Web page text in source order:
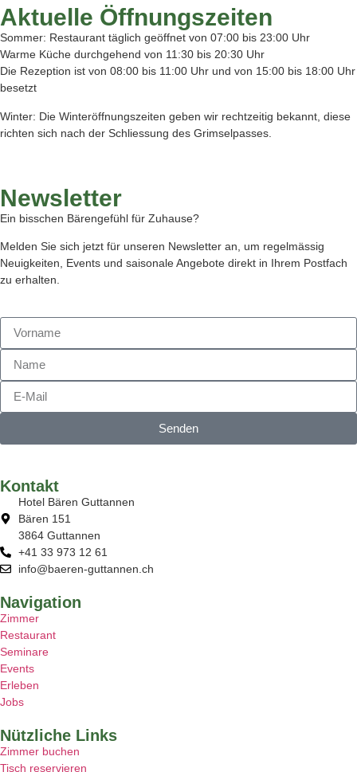
Aktuelle Öffnungszeiten
Sommer: Restaurant täglich geöffnet von 07:00 bis 23:00 Uhr
Warme Küche durchgehend von 11:30 bis 20:30 Uhr
Die Rezeption ist von 08:00 bis 11:00 Uhr und von 15:00 bis 18:00 Uhr
besetzt
Winter: Die Winteröffnungszeiten geben wir rechtzeitig bekannt, diese
richten sich nach der Schliessung des Grimselpasses.
Newsletter
Ein bisschen Bärengefühl für Zuhause?
Melden Sie sich jetzt für unseren Newsletter an, um regelmässig
Neuigkeiten, Events und saisonale Angebote direkt in Ihrem Postfach
zu erhalten.
Senden
Kontakt
Hotel Bären Guttannen
Bären 151
3864 Guttannen
+41 33 973 12 61
info@baeren-guttannen.ch
Navigation
Zimmer
Restaurant
Seminare
Events
Erleben
Jobs
Nützliche Links
Zimmer buchen
Tisch reservieren